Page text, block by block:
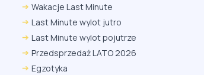
Wakacje Last Minute
Last Minute wylot jutro
Last Minute wylot pojutrze
Przedsprzedaż LATO 2026
Egzotyka